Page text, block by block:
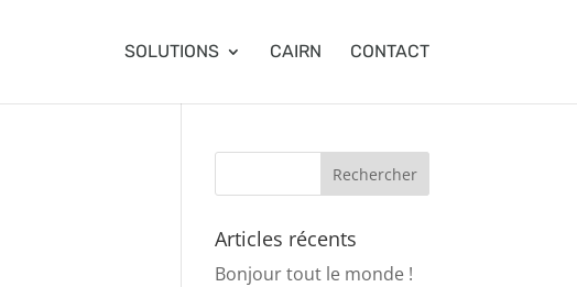
SOLUTIONS CAIRN CONTACT
Articles récents
Bonjour tout le monde !